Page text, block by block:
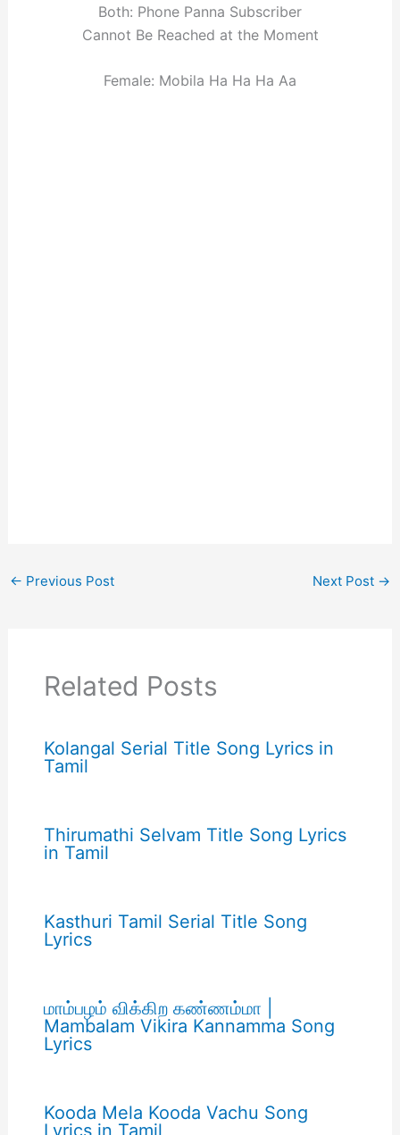
Both: Phone Panna Subscriber
Cannot Be Reached at the Moment
Female: Mobila Ha Ha Ha Aa
← Previous Post Next Post →
Related Posts
Kolangal Serial Title Song Lyrics in
Tamil
Thirumathi Selvam Title Song Lyrics
in Tamil
Kasthuri Tamil Serial Title Song
Lyrics
மாம்பழம் விக்கிற கண்ணம்மா |
Mambalam Vikira Kannamma Song
Lyrics
Kooda Mela Kooda Vachu Song
Lyrics in Tamil